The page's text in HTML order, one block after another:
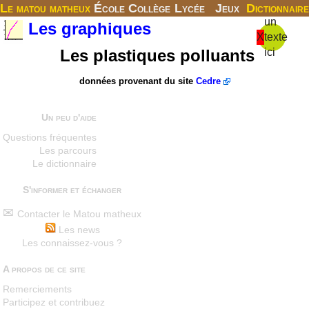
Le matou matheux École Collège Lycée Jeux Dictionnaire
X
un
texte
ici
Les graphiques
Les plastiques polluants
données provenant du site Cedre
A propos de ce site
Remerciements
Participez et contribuez
S'informer et échanger
Contacter le Matou matheux
Les news
Les connaissez-vous ?
Un peu d'aide
Questions fréquentes
Les parcours
Le dictionnaire